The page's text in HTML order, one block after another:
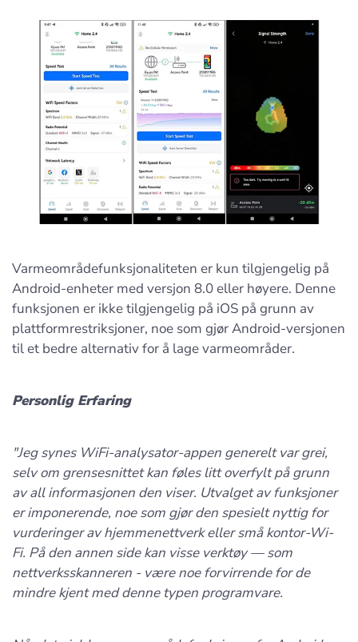
Varmeområdefunksjonaliteten er kun tilgjengelig på
Android-enheter med versjon 8.0 eller høyere. Denne
funksjonen er ikke tilgjengelig på iOS på grunn av
plattformrestriksjoner, noe som gjør Android-versjonen
til et bedre alternativ for å lage varmeområder.
Personlig Erfaring
"Jeg synes WiFi-analysator-appen generelt var grei,
selv om grensesnittet kan føles litt overfylt på grunn
av all informasjonen den viser. Utvalget av funksjoner
er imponerende, noe som gjør den spesielt nyttig for
vurderinger av hjemmenettverk eller små kontor-Wi-
Fi. På den annen side kan visse verktøy — som
nettverksskanneren - være noe forvirrende for de
mindre kjent med denne typen programvare.